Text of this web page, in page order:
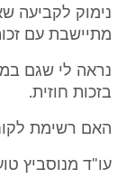
נימוק לקביעה
מתיישבת עם
נראה לי שגם
בזכות חוזית.
האם רשימת
עו"ד מנוסביץ